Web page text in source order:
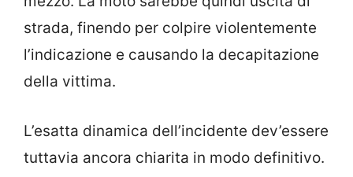
strada, finendo per colpire violentemente
l’indicazione e causando la decapitazione
della vittima.
L’esatta dinamica dell’incidente dev’essere
tuttavia ancora chiarita in modo definitivo.